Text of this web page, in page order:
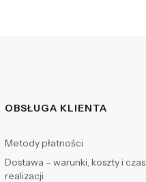
OBSŁUGA KLIENTA
Metody płatności
Dostawa – warunki, koszty i czas
realizacji